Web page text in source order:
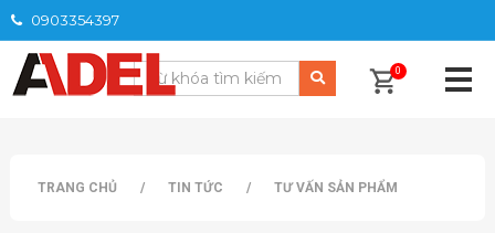
0903354397
0
TRANG CHỦ / TIN TỨC / TƯ VẤN SẢN PHẨM